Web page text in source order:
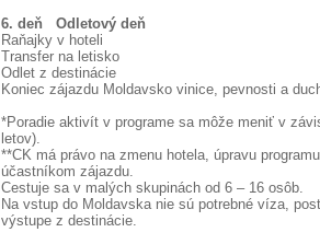
6. deň Odletový deň
Raňajky v hoteli
Transfer na letisko
Odlet z destinácie
Koniec zájazdu Moldavsko vinice, pevnosti a
*Poradie aktivít v programe sa môže meniť v
letov).
**CK má právo na zmenu hotela, úpravu
účastníkom zájazdu.
Cestuje sa v malých skupinách od 6 – 16 osôb.
Na vstup do Moldavska nie sú potrebné víza,
výstupe z destinácie.